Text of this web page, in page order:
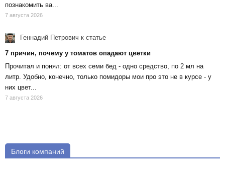
познакомить ва...
7 августа 2026
Геннадий Петрович к статье
7 причин, почему у томатов опадают цветки
Прочитал и понял: от всех семи бед - одно средство, по 2 мл на
литр. Удобно, конечно, только помидоры мои про это не в курсе - у
них цвет...
7 августа 2026
Блоги компаний